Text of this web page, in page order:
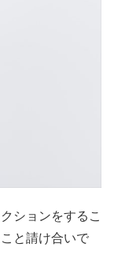
ションをするこ
と請け合いで